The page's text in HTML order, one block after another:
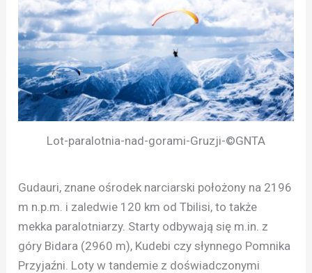
Lot-paralotnia-nad-gorami-Gruzji-©GNTA
Gudauri, znane ośrodek narciarski położony na 2196
m n.p.m. i zaledwie 120 km od Tbilisi, to także
mekka paralotniarzy. Starty odbywają się m.in. z
góry Bidara (2960 m), Kudebi czy słynnego Pomnika
Przyjaźni. Loty w tandemie z doświadczonymi